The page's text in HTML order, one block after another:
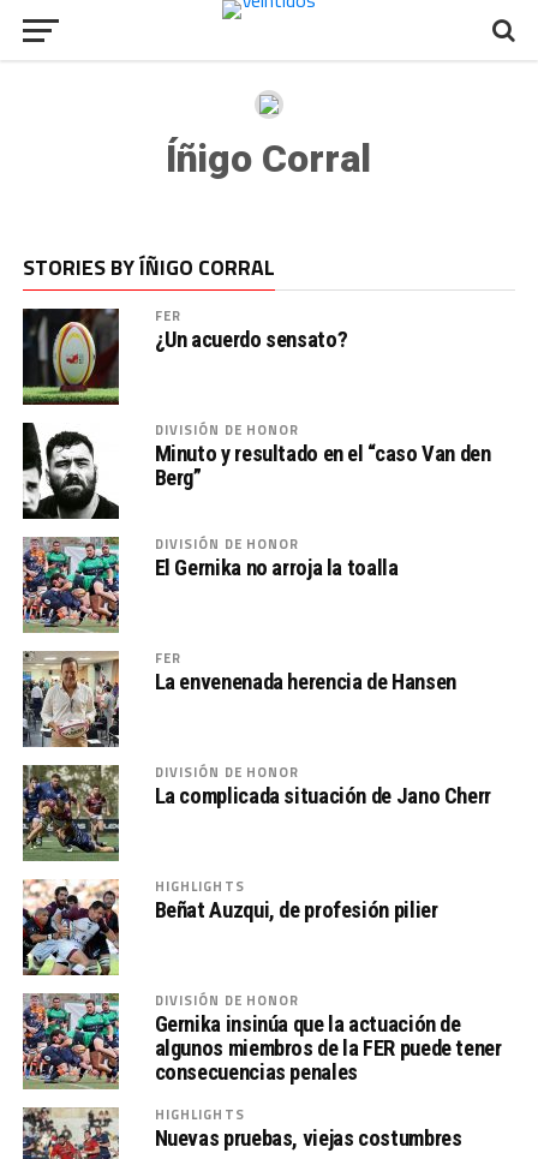
Íñigo Corral
STORIES BY ÍÑIGO CORRAL
FER
¿Un acuerdo sensato?
DIVISIÓN DE HONOR
Minuto y resultado en el “caso Van den
Berg”
DIVISIÓN DE HONOR
El Gernika no arroja la toalla
FER
La envenenada herencia de Hansen
DIVISIÓN DE HONOR
La complicada situación de Jano Cherr
HIGHLIGHTS
Beñat Auzqui, de profesión pilier
DIVISIÓN DE HONOR
Gernika insinúa que la actuación de
algunos miembros de la FER puede tener
consecuencias penales
HIGHLIGHTS
Nuevas pruebas, viejas costumbres